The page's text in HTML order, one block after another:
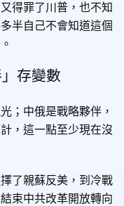
得罪了川普，也不知
半自己不會知道這個
存變數
；中俄是戰略夥伴，
，這一點至少現在沒
了親蘇反美，到冷戰
束中共改革開放轉向